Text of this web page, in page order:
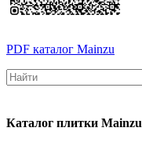
PDF каталог Mainzu
Каталог плитки Mainzu